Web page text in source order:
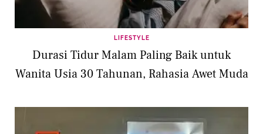
LIFESTYLE
Durasi Tidur Malam Paling Baik untuk
Wanita Usia 30 Tahunan, Rahasia Awet Muda